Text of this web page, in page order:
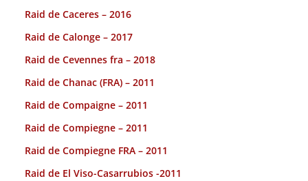
Raid de Caceres – 2016
Raid de Calonge – 2017
Raid de Cevennes fra – 2018
Raid de Chanac (FRA) – 2011
Raid de Compaigne – 2011
Raid de Compiegne – 2011
Raid de Compiegne FRA – 2011
Raid de El Viso-Casarrubios -2011